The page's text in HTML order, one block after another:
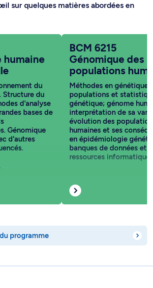
sur quelques matières abordées en
humaine
du
Structure du
d'analyse
bases de
Génomique
d'autres
BCM 6215
Génomique des
populations
Méthodes en génétique
populations et
génétique; génome
interprétation de sa
évolution des
humaines et ses
en épidémiologie
banques de données et
ressources
programme